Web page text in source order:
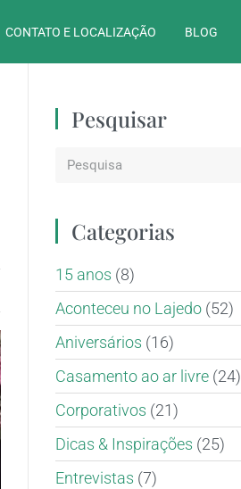
CONTATO E LOCALIZAÇÃO BLOG
Pesquisar
Categorias
15 anos (8)
Aconteceu no Lajedo(52)
Aniversários (16)
Casamento ao ar livre(24)
Corporativos (21)
Dicas & Inspirações (25)
Entrevistas (7)